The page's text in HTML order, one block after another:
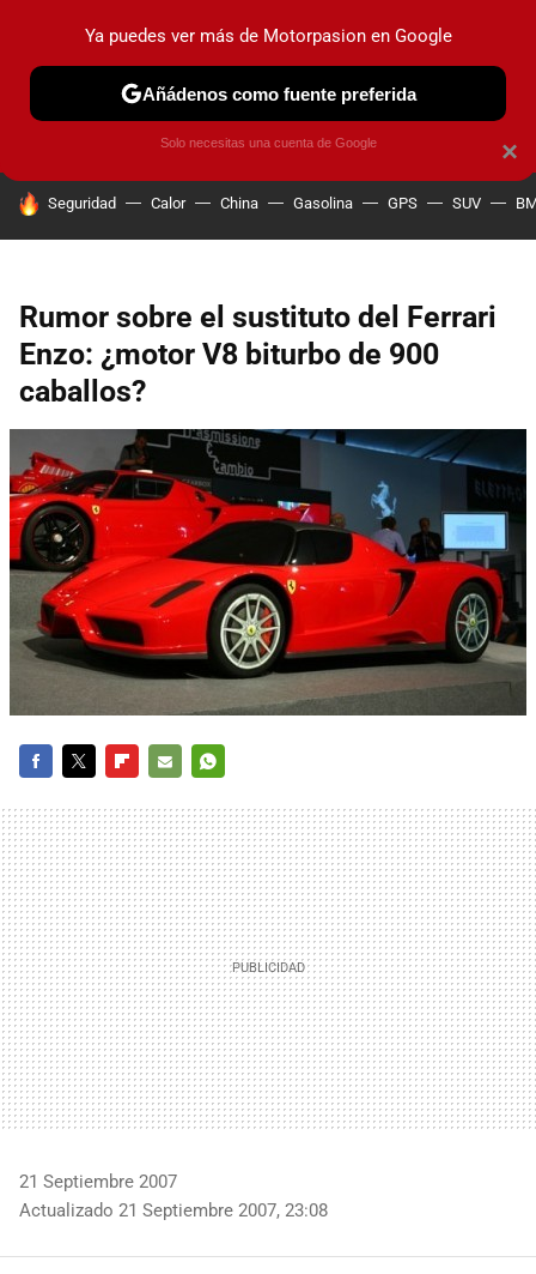
PRUEBAS COCHES ELÉCTRICOS OBSERVATORIO
HOY SE HABLA DE
Seguridad Calor China Gasolina GPS SUV
Rumor sobre el sustituto del Ferrari
Enzo: ¿motor V8 biturbo de 900
caballos?
MAIL
21 Septiembre 2007
Actualizado 21 Septiembre 2007, 23:08
×
Ya puedes ver más de Motorpasion en Google
Añádenos como fuente preferida
Solo necesitas una cuenta de Google